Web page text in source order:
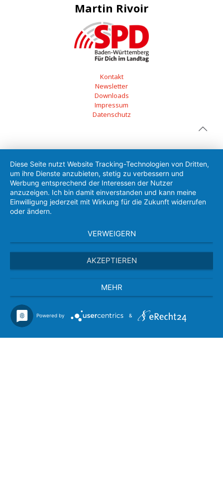
Martin Rivoir
Kontakt
Newsletter
Downloads
Impressum
Datenschutz
Diese Seite nutzt Website Tracking-Technologien von Dritten,
um ihre Dienste anzubieten, stetig zu verbessern und
Werbung entsprechend der Interessen der Nutzer
anzuzeigen. Ich bin damit einverstanden und kann meine
Einwilligung jederzeit mit Wirkung für die Zukunft widerrufen
oder ändern.
VERWEIGERN
AKZEPTIEREN
MEHR
Powered by &